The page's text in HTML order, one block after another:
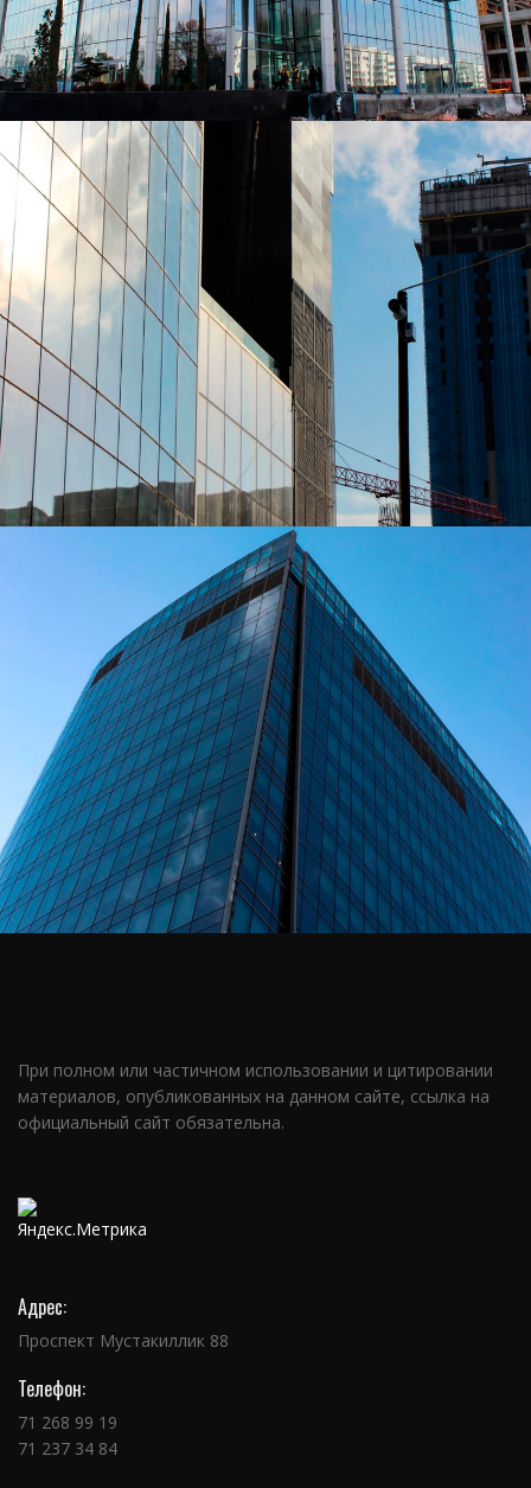
При полном или частичном использовании и цитировании
материалов, опубликованных на данном сайте, ссылка на
официальный сайт обязательна.
Адрес:
Проспект Мустакиллик 88
Телефон:
71 268 99 19
71 237 34 84